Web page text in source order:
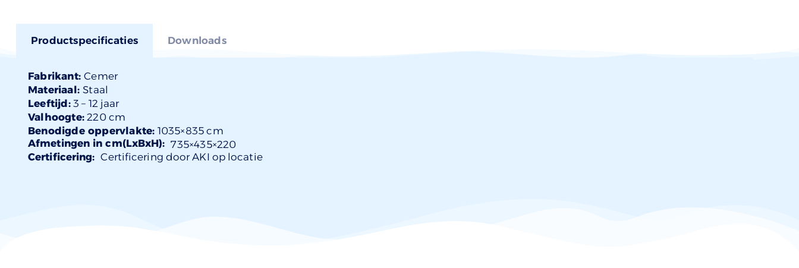
Productspecificaties Downloads
Fabrikant:Cemer
Materiaal:Staal
Leeftijd:3 – 12 jaar
Valhoogte: 220 cm
Benodigde oppervlakte: 1035×835 cm
Afmetingen in cm(LxBxH): 735×435×220
Certificering: Certificering door AKI op locatie